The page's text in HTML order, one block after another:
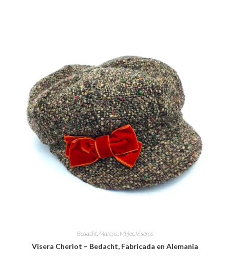
Bedacht, Marcas, Mujer, Viseras
Visera Cheriot – Bedacht, Fabricada en Alemania